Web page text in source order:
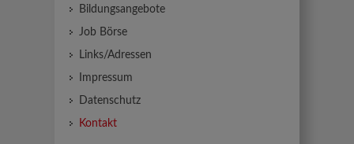
Bildungsangebote
Job Börse
Links/Adressen
Impressum
Datenschutz
Kontakt